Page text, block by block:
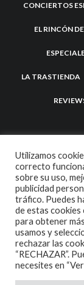
CONCIERTOS
EL RINCÓN
LA TRASTIENDA
2007
Utilizamos
correcto
sobre su uso,
publicidad
tráfico. Puedes
de estas cookies
para obtener
usamos y
rechazar las
“RECHAZAR”.
necesites en